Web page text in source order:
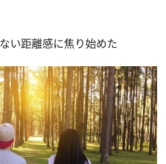
い距離感に焦り始めた